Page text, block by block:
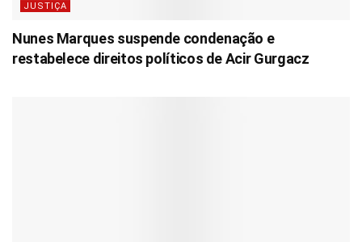
JUSTIÇA
Nunes Marques suspende condenação e
restabelece direitos políticos de Acir Gurgacz